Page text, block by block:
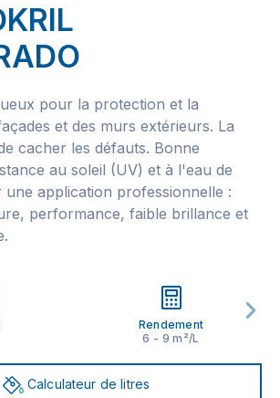
pour la protection et la
et des murs extérieurs. La
cacher les défauts. Bonne
au soleil (UV) et à l'eau de
une application professionnelle :
performance, faible brillance et
Rendement
6 - 9 m²/L
Calculateur de litres